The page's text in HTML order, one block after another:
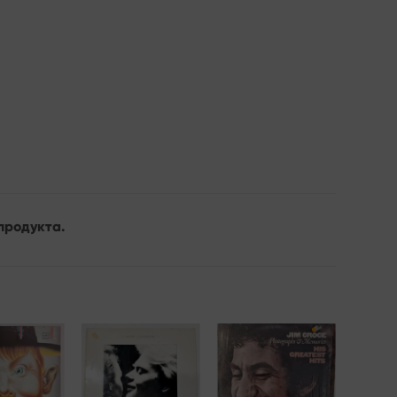
Add to
wishlist
Add to
wishlist